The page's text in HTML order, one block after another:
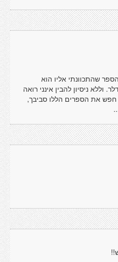
שהתכוונתי אליו הוא
וללא ניסיון להבין אינני רואה
את הספרים הללו סביבך,